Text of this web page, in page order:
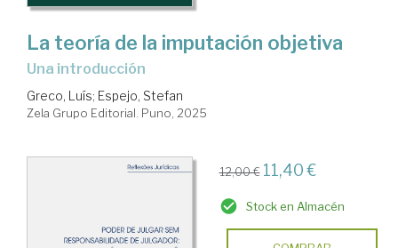
La teoría de la imputación objetiva
una introducción
Greco, Luís; Espejo, Stefan
Zela Grupo Editorial. Puno, 2025
12,00 € 11,40 €
Stock en Almacén